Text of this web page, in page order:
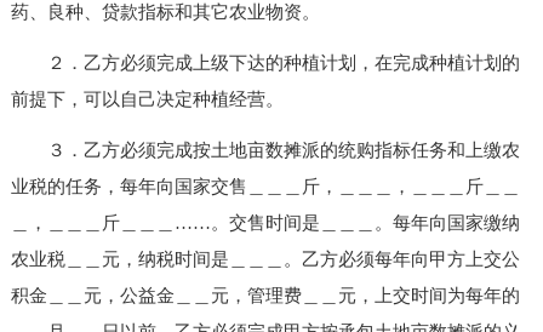
药、良种、贷款指标和其它农业物资。
２．乙方必须完成上级下达的种植计划，在完成种植计划的
前提下，可以自己决定种植经营。
３．乙方必须完成按土地亩数摊派的统购指标任务和上缴农
业税的任务，每年向国家交售＿＿＿斤，＿＿＿，＿＿＿斤＿＿
＿，＿＿＿斤＿＿＿……。交售时间是＿＿＿。每年向国家缴纳
农业税＿＿元，纳税时间是＿＿＿。乙方必须每年向甲方上交公
积金＿＿元，公益金＿＿元，管理费＿＿元，上交时间为每年的